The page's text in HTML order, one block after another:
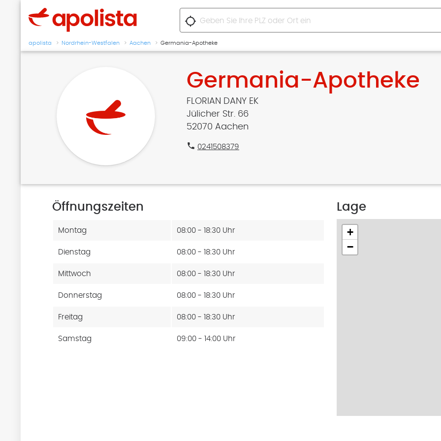
location_searching
apolista Nordrhein-Westfalen Aachen Germania-Apotheke
Germania-Apotheke
FLORIAN DANY EK
Jülicher Str. 66
52070 Aachen
phone 0241508379
Öffnungszeiten
Montag 08:00 - 18:30 Uhr
Dienstag 08:00 - 18:30 Uhr
Mittwoch 08:00 - 18:30 Uhr
Donnerstag 08:00 - 18:30 Uhr
Freitag 08:00 - 18:30 Uhr
Samstag 09:00 - 14:00 Uhr
Lage
+
−